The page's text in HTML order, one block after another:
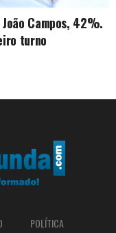
Campos, 42%.
turno
POLÍTICA